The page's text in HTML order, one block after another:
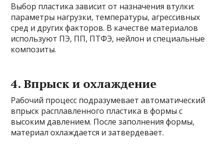
Выбор пластика зависит от назначения втулки:
параметры нагрузки, температуры, агрессивных
сред и других факторов. В качестве материалов
используют ПЭ, ПП, ПТФЭ, нейлон и специальные
композиты.
4. Впрыск и охлаждение
Рабочий процесс подразумевает автоматический
впрыск расплавленного пластика в формы с
высоким давлением. После заполнения формы,
материал охлаждается и затвердевает.